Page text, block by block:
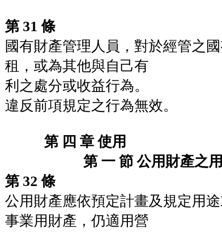
第 31 條
國有財產管理人員，對於經管之
租，或為其他與自己有
利之處分或收益行為。
違反前項規定之行為無效。
第 四 章 使用
第 一 節 公用財產之用
第 32 條
公用財產應依預定計畫及規定用
事業用財產，仍適用營